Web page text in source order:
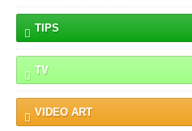
TIPS
TV
VIDEO ART